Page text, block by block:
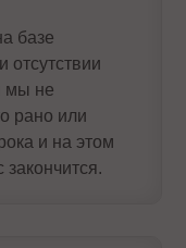
базе
отсутствии
мы не
рано или
и на этом
закончится.